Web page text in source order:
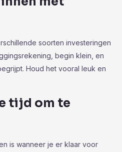
soorten investeringen
begin klein, en
Houd het vooral leuk en
tijd om te
is wanneer je er klaar voor